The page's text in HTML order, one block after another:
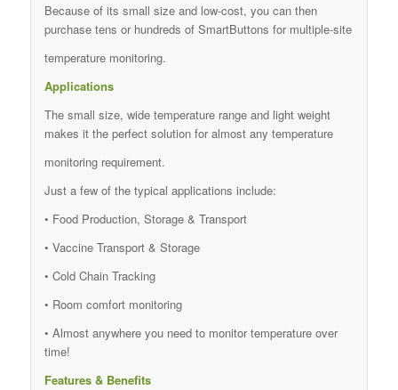
Because of its small size and low-cost, you can then
purchase tens or hundreds of SmartButtons for multiple-site
temperature monitoring.
Applications
The small size, wide temperature range and light weight
makes it the perfect solution for almost any temperature
monitoring requirement.
Just a few of the typical applications include:
• Food Production, Storage & Transport
• Vaccine Transport & Storage
• Cold Chain Tracking
• Room comfort monitoring
• Almost anywhere you need to monitor temperature over
time!
Features & Benefits